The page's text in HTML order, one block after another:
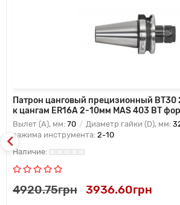
Патрон цанговый прецизионный
к цангам ER16A 2-10мм MAS 403 BT
Вылет (A), мм: 70 Диаметр гайки (D), мм:
зажима инструмента: 2-10
4920.75грн 3936.60грн